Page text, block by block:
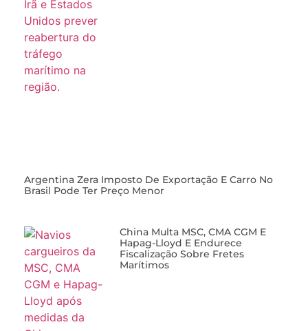
Argentina Zera Imposto De Exportação E Carro No
Brasil Pode Ter Preço Menor
China Multa MSC, CMA CGM E
Hapag-Lloyd E Endurece
Fiscalização Sobre Fretes
Marítimos